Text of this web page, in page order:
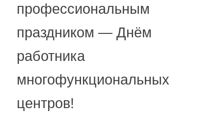
профессиональным
праздником — Днём
работника
многофункциональных
центров!